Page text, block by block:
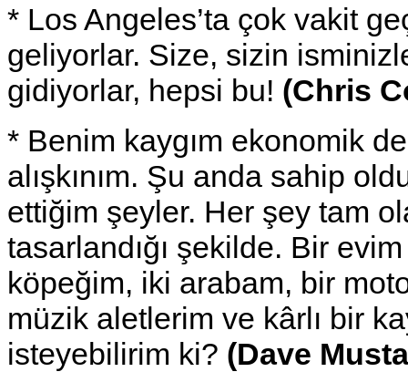
* Los Angeles’ta çok vakit
geliyorlar. Size, sizin
gidiyorlar, hepsi bu! (Chris
* Benim kaygım ekonomik
alışkınım. Şu anda sahip
ettiğim şeyler. Her şey tam
tasarlandığı şekilde. Bir
köpeğim, iki arabam, bir
müzik aletlerim ve kârlı bir
isteyebilirim ki? (Dave